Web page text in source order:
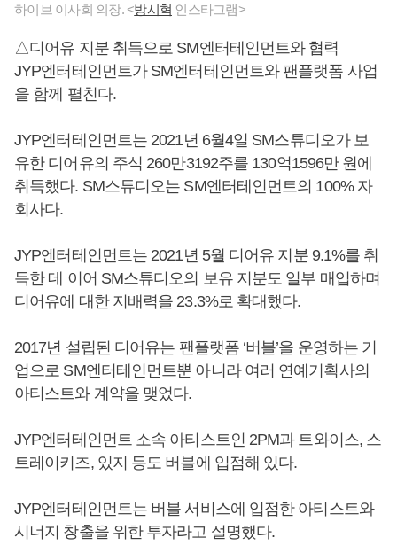
하이브 이사회 의장. <방시혁 인스타그램>
△디어유 지분 취득으로 SM엔터테인먼트와 협력
JYP엔터테인먼트가 SM엔터테인먼트와 팬플랫폼 사업
을 함께 펼친다.
JYP엔터테인먼트는 2021년 6월4일 SM스튜디오가 보
유한 디어유의 주식 260만3192주를 130억1596만 원에
취득했다. SM스튜디오는 SM엔터테인먼트의 100% 자
회사다.
JYP엔터테인먼트는 2021년 5월 디어유 지분 9.1%를 취
득한 데 이어 SM스튜디오의 보유 지분도 일부 매입하며
디어유에 대한 지배력을 23.3%로 확대했다.
2017년 설립된 디어유는 팬플랫폼 ‘버블’을 운영하는 기
업으로 SM엔터테인먼트뿐 아니라 여러 연예기획사의
아티스트와 계약을 맺었다.
JYP엔터테인먼트 소속 아티스트인 2PM과 트와이스, 스
트레이키즈, 있지 등도 버블에 입점해 있다.
JYP엔터테인먼트는 버블 서비스에 입점한 아티스트와
시너지 창출을 위한 투자라고 설명했다.